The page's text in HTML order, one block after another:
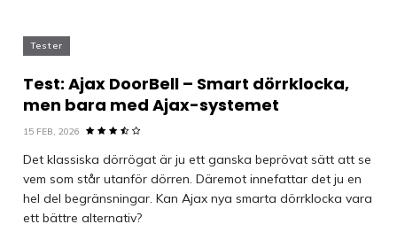
Tester
Test: Ajax DoorBell – Smart dörrklocka,
men bara med Ajax-systemet
15 FEB, 2026
Det klassiska dörrögat är ju ett ganska beprövat sätt att se
vem som står utanför dörren. Däremot innefattar det ju en
hel del begränsningar. Kan Ajax nya smarta dörrklocka vara
ett bättre alternativ?